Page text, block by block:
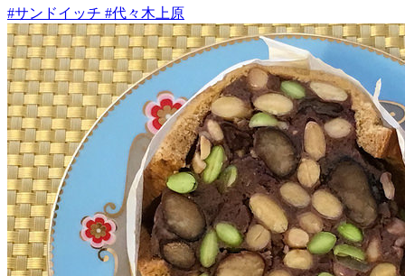
#サンドイッチ #代々木上原